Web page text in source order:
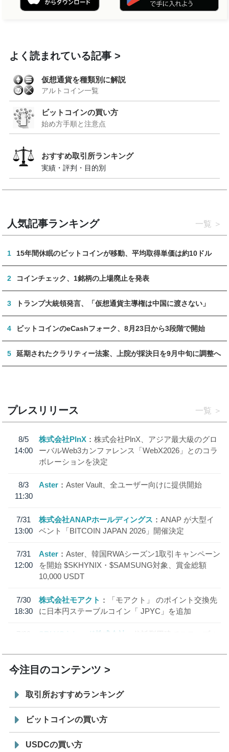
よく読まれている記事
仮想通貨を種類別に解説
アルトコイン一覧
ビットコインの買い方
始め方手順と注意点
おすすめ取引所ランキング
実績・評判・目的別
人気記事ランキング 一覧
1 15年間休眠のビットコインが移動、平均取得単価は約10ドル
2 コインチェック、1銘柄の上場廃止を発表
3 トランプ大統領発言、「仮想通貨主導権は中国に渡さない」
4 ビットコインのeCashフォーク、8月23日から3段階で開始
5 延期されたクラリティー法案、上院が採決日を9月中旬に調整へ
プレスリリース 一覧
8/5
14:00
株式会社PlnX
株式会社PlnX、アジア最大級のグロ
ーバルWeb3カンファレンス「WebX2026」とのコラ
ボレーションを決定
8/3
11:30
Aster Aster Vault、全ユーザー向けに提供開始
7/31
13:00
株式会社ANAPホールディングス
ANAP が大型イ
ベント「BITCOIN JAPAN 2026」開催決定
7/31
12:00
Aster
Aster、韓国RWAシーズン1取引キャンペーン
を開始 $SKHYNIX・$SAMSUNG対象、賞金総額
10,000 USDT
7/30
18:30
株式会社モアクト
「モアクト」 のポイント交換先
に日本円ステーブルコイン「 JPYC」を追加
7/29
SBI VCトレード株式会社
信託型円建てステーブル
今注目のコンテンツ
取引所おすすめランキング
ビットコインの買い方
USDCの買い方